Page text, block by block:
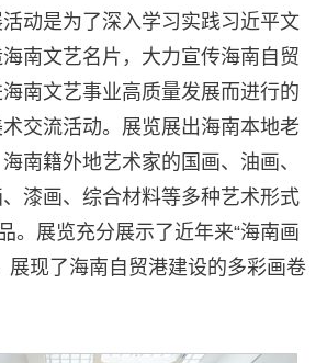
动是为了深入学习实践习近平文
南文艺名片，大力宣传海南自贸
南文艺事业高质量发展而进行的
交流活动。展览展出海南本地老
南籍外地艺术家的国画、油画、
漆画、综合材料等多种艺术形式
。展览充分展示了近年来“海南画
展现了海南自贸港建设的多彩画卷